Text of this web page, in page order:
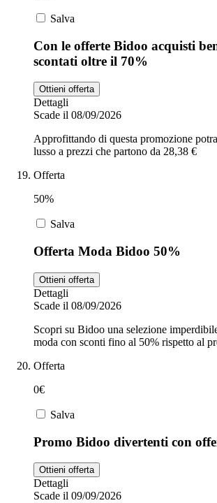
Salva
Con le offerte Bidoo acquisti
scontati oltre il 70%
Ottieni offerta
Dettagli
Scade il 08/09/2026
Approfittando di questa promozione
lusso a prezzi che partono da 28,38 €
Offerta
50%
Salva
Offerta Moda Bidoo 50%
Ottieni offerta
Dettagli
Scade il 08/09/2026
Scopri su Bidoo una selezione
moda con sconti fino al 50% rispetto al
Offerta
0€
Salva
Promo Bidoo divertenti con
Ottieni offerta
Dettagli
Scade il 09/09/2026